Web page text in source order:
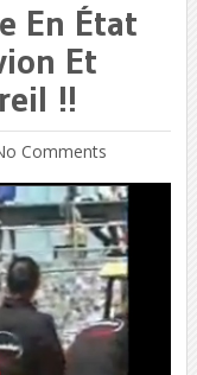
En État
Et
!!
Comments